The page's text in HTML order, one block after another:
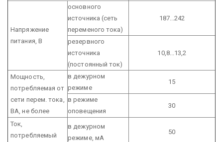
Напряжение
питания, В
основного
источника (сеть
переменого тока)
187...242
резервного
источника
(постоянный ток)
10,8...13,2
Мощность,
потребляемая от
сети перем. тока,
ВА, не более
в дежурном
режиме
15
в режиме
оповещения
30
Ток,
потребляемый
в дежурном
режиме, мА
50